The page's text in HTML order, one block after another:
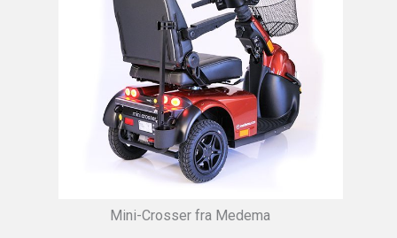
Mini-Crosser fra Medema